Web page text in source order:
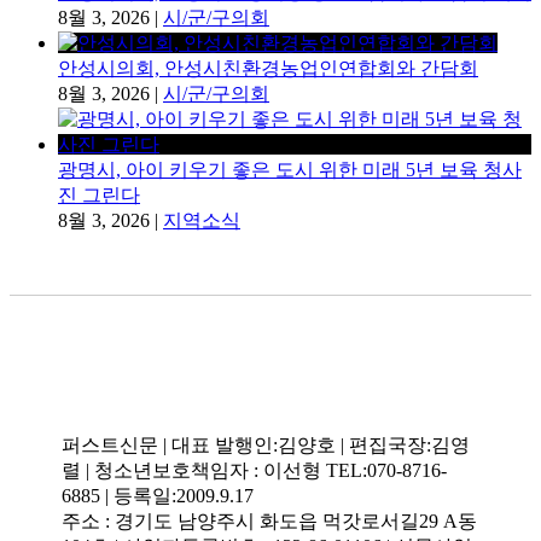
8월 3, 2026 | 시/군/구의회
안성시의회, 안성시친환경농업인연합회와 간담회
8월 3, 2026 | 시/군/구의회
광명시, 아이 키우기 좋은 도시 위한 미래 5년 보육 청사
진 그린다
8월 3, 2026 | 지역소식
퍼스트신문 | 대표 발행인:김양호 | 편집국장:김영
렬 | 청소년보호책임자 : 이선형 TEL:070-8716-
6885 | 등록일:2009.9.17
주소 : 경기도 남양주시 화도읍 먹갓로서길29 A동